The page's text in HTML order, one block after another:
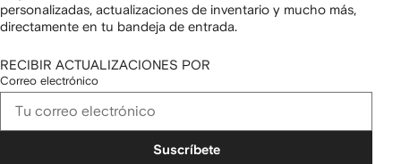
personalizadas, actualizaciones de inventario y mucho más,
directamente en tu bandeja de entrada.
RECIBIR ACTUALIZACIONES POR
Correo electrónico
Suscríbete